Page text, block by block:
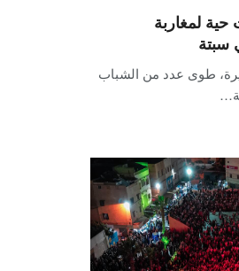
لمغاربة
سبتة
طوى عدد من الشباب